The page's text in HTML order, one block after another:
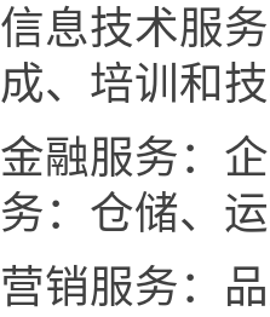
信息技术服
成、培训和
金融服务：
务：仓储、
营销服务：